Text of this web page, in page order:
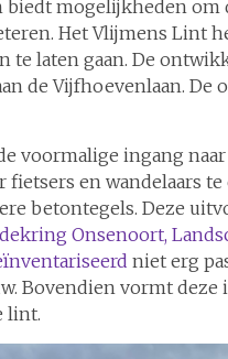
biedt mogelijkheden om
Het Vlijmens Lint
te laten gaan. De
de Vijfhoevenlaan. De
voormalige ingang
en wandelaars te
betontegels. Deze
Onsenoort,
niet erg
Bovendien vormt deze
lint.